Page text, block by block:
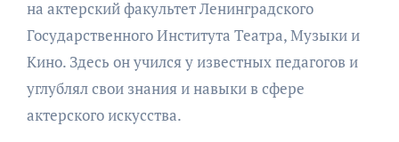
на актерский факультет Ленинградского
Государственного Института Театра, Музыки и
Кино. Здесь он учился у известных педагогов и
углублял свои знания и навыки в сфере
актерского искусства.